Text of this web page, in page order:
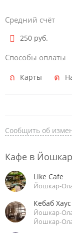
Средний счёт
250 руб.
Способы оплаты
Карты
Сообщить об
Кафе в
Like Cafe
Йошкар-
Кебаб Хаус
Йошкар-
Йошкар-